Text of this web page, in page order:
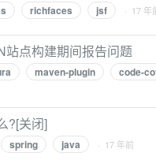
richfaces jsf · 17 年
站点构建期间报告问题
maven-plugin code-
?[关闭]
spring java · 17 年前